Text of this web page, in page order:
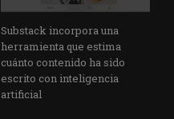
Substack incorpora una
herramienta que estima
cuánto contenido ha sido
escrito con inteligencia
artificial